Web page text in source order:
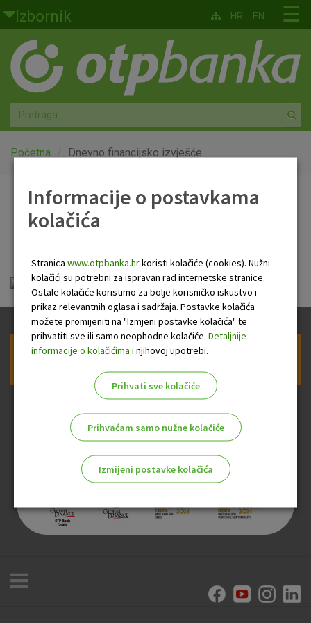
Skoči na glavni sadržaj
Izbornik
Građani
Privatno bankarstvo
Agro
Mala poduzeća i obrtnici
Globalna tržišta
O nama
☰
HR EN
Početna Dnevno financijsko izvješće
Dnevno financijsko
Dnevno financijsko izvješće.pdf
Prijava na newsletter OTP banke
Informacije o postavkama
kolačića
Stranica www.otpbanka.hrkoristi kolačiće (cookies). Nužni
kolačići su potrebni za ispravan rad internetske stranice.
Ostale kolačiće koristimo za bolje korisničko iskustvo i
prikaz relevantnih oglasa i sadržaja. Postavke kolačića
možete promijeniti na "Izmjeni postavke kolačića" te
prihvatiti sve ili samo neophodne kolačiće. Detaljnije
informacije o kolačićima i njihovoj upotrebi.
Prihvati sve kolačiće
Prihvaćam samo nužne kolačiće
Izmijeni postavke kolačića